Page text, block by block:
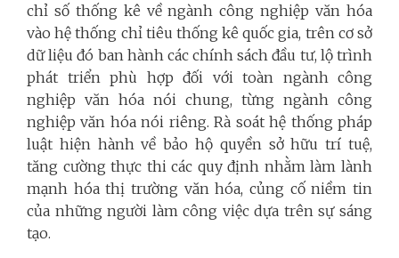
chỉ số thống kê về ngành công nghiệp văn hóa
vào hệ thống chỉ tiêu thống kê quốc gia, trên cơ sở
dữ liệu đó ban hành các chính sách đầu tư, lộ trình
phát triển phù hợp đối với toàn ngành công
nghiệp văn hóa nói chung, từng ngành công
nghiệp văn hóa nói riêng. Rà soát hệ thống pháp
luật hiện hành về bảo hộ quyền sở hữu trí tuệ,
tăng cường thực thi các quy định nhằm làm lành
mạnh hóa thị trường văn hóa, củng cố niềm tin
của những người làm công việc dựa trên sự sáng
tạo.